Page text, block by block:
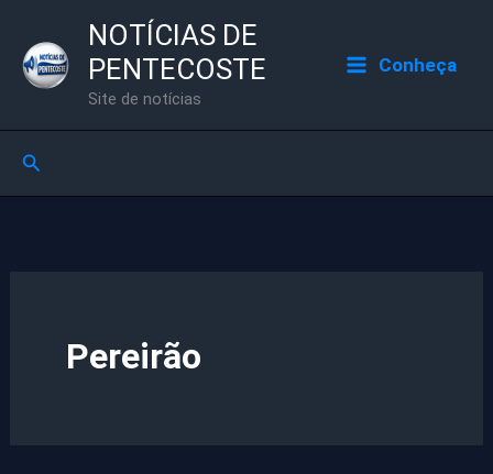
para
NOTÍCIAS DE
PENTECOSTE
Site de notícias
Conheça
Pesquisar
Pereirão